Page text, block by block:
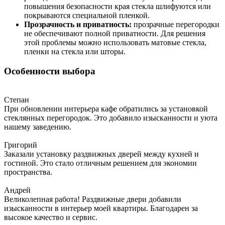
повышения безопасности края стекла шлифуются или
покрываются специальной пленкой.
Прозрачность и приватность: прозрачные перегородки
не обеспечивают полной приватности. Для решения
этой проблемы можно использовать матовые стекла,
пленки на стекла или шторы.
Особенности выбора
Степан
При обновлении интерьера кафе обратились за установкой
стеклянных перегородок. Это добавило изысканности и уюта
нашему заведению.
Григорий
Заказали установку раздвижных дверей между кухней и
гостиной. Это стало отличным решением для экономии
пространства.
Андрей
Великолепная работа! Раздвижные двери добавили
изысканности в интерьер моей квартиры. Благодарен за
высокое качество и сервис.